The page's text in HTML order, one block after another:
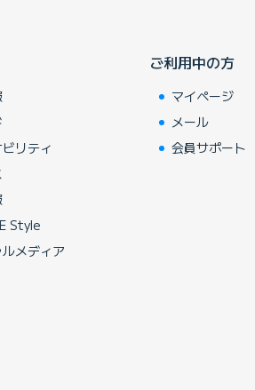
リティ
Style
メディア
ご利用中の方
マイページ
メール
会員サポート